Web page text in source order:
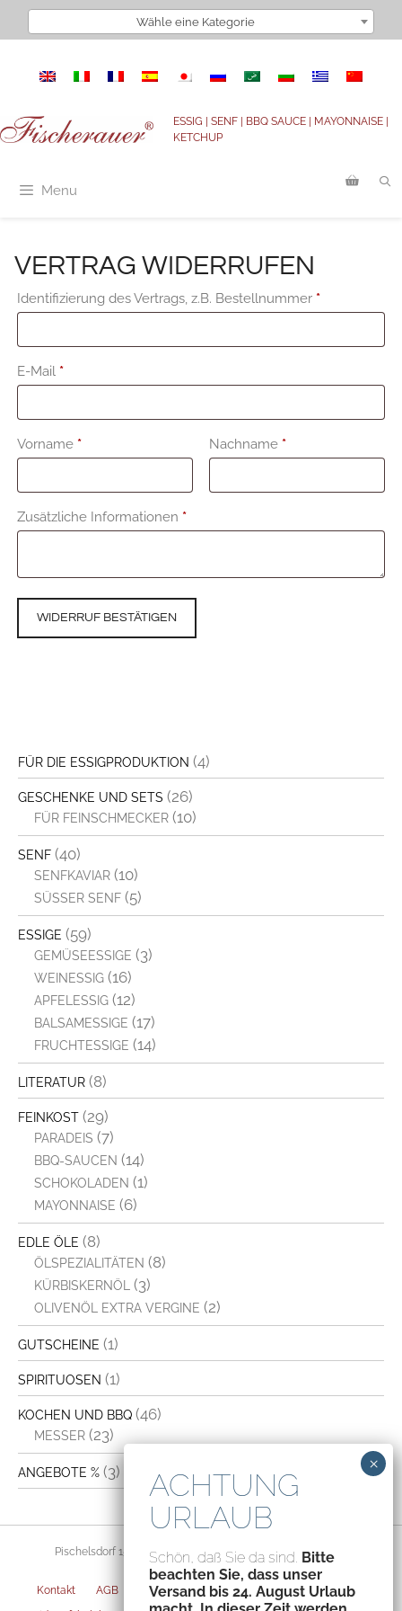
Inhalt
Wähle eine Kategorie
ESSIG | SENF | BBQ SAUCE | MAYONNAISE |
KETCHUP
Menu
VERTRAG WIDERRUFEN
Identifizierung des Vertrags, z.B. Bestellnummer *
E-Mail *
E
M
a
l
(
h
Vorname * Nachname *
Zusätzliche Informationen *
WIDERRUF BESTÄTIGEN
FÜR DIE ESSIGPRODUKTION (4)
GESCHENKE UND SETS (26)
FÜR FEINSCHMECKER (10)
SENF (40)
SENFKAVIAR (10)
SÜSSER SENF (5)
ESSIGE (59)
GEMÜSEESSIGE (3)
WEINESSIG (16)
APFELESSIG (12)
BALSAMESSIGE (17)
FRUCHTESSIGE (14)
LITERATUR (8)
FEINKOST (29)
PARADEIS (7)
BBQ-SAUCEN (14)
SCHOKOLADEN (1)
MAYONNAISE (6)
EDLE ÖLE (8)
ÖLSPEZIALITÄTEN (8)
KÜRBISKERNÖL (3)
OLIVENÖL EXTRA VERGINE (2)
GUTSCHEINE (1)
SPIRITUOSEN (1)
KOCHEN UND BBQ (46)
MESSER (23)
ANGEBOTE % (3)
Pischelsdorf 156, 8212 Pischelsdorf, Austria – ATU70094435
Kontakt AGB Datenschutz Impressum
Versandarten
Schön, daß Sie da sind. Bitte
beachten Sie, dass unser
Versand bis 24. August Urlaub